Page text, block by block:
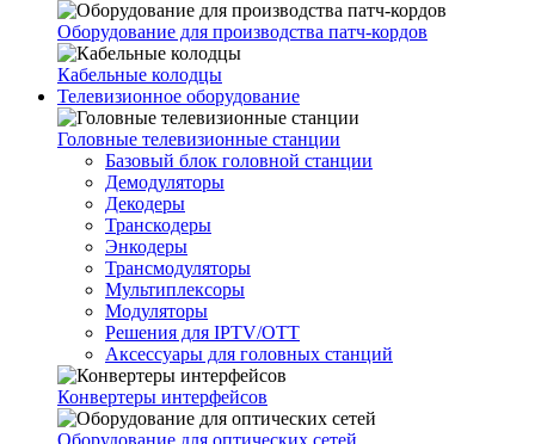
Оборудование для производства патч-кордов
Кабельные колодцы
Телевизионное оборудование
Головные телевизионные станции
Базовый блок головной станции
Демодуляторы
Декодеры
Транскодеры
Энкодеры
Трансмодуляторы
Мультиплексоры
Модуляторы
Решения для IPTV/OTT
Аксессуары для головных станций
Конвертеры интерфейсов
Оборудование для оптических сетей